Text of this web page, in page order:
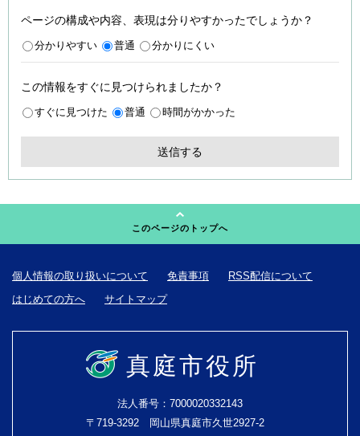
ページの構成や内容、表現は分りやすかったでしょうか？
分かりやすい 普通 分かりにくい
この情報をすぐに見つけられましたか？
すぐに見つけた 普通 時間がかかった
このページのトップへ
個人情報の取り扱いについて 免責事項
RSS配信について
はじめての方へ
サイトマップ
真庭市役所
法人番号：7000020332143
〒719-3292 岡山県真庭市久世2927-2